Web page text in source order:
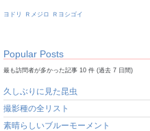
ヨドリ Ｒメジロ Ｒヨシゴイ
Popular Posts
最も訪問者が多かった記事 10 件 (過去 7 日間)
久しぶりに見た昆虫
撮影種の全リスト
素晴らしいブルーモーメント